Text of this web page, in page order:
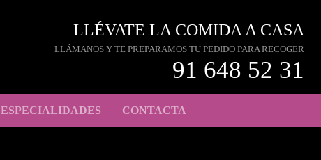
LLÉVATE LA COMIDA A CASA
LLÁMANOS Y TE PREPARAMOS TU PEDIDO PARA RECOGER
91 648 52 31
ESPECIALIDADES CONTACTA